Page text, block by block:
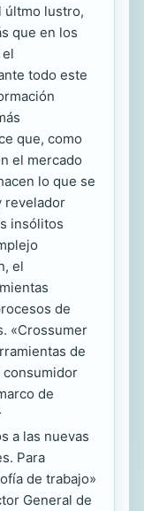
últmo lustro,
que en los
todo este
que, como
el mercado
lo que se
revelador
insólitos
el
de
«Crossumer
de
consumidor
de
a las nuevas
Para
de trabajo»
General de